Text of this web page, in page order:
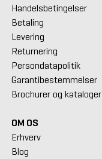
Handelsbetingelser
Betaling
Levering
Returnering
Persondatapolitik
Garantibestemmelser
Brochurer og kataloger
OM OS
Erhverv
Blog